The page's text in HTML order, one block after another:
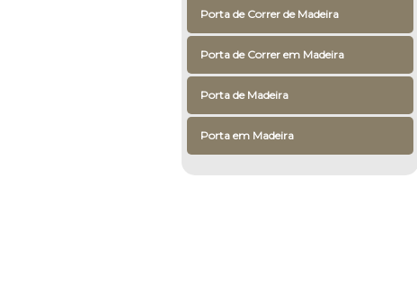
Porta de Correr de Madeira
Porta de Correr em Madeira
Porta de Madeira
Porta em Madeira